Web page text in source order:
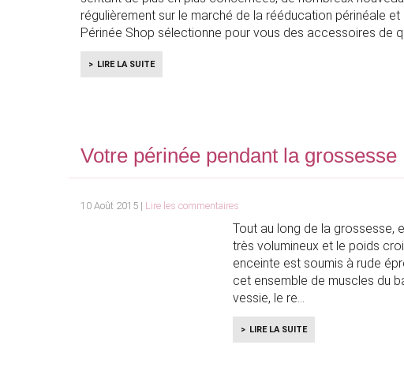
régulièrement sur le marché de la rééducation périnéale et
Périnée Shop sélectionne pour vous des accessoires de
LIRE LA SUITE
Votre périnée pendant la grossesse
10 Août 2015 | Lire les commentaires
Tout au long de la grossesse,
très volumineux et le poids
enceinte est soumis à rude
cet ensemble de muscles du
vessie, le re
LIRE LA SUITE